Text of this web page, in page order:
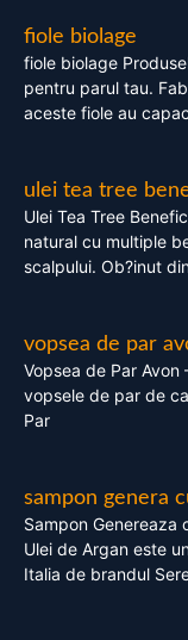
fiole biolage
fiole biolage
pentru parul tau.
aceste fiole au
ulei tea tree
Ulei Tea Tree
natural cu multiple
scalpului. Ob?inut
vopsea de par
Vopsea de Par Avon
vopsele de par de
Par
sampon genera
Sampon Genereaza
Ulei de Argan este
Italia de brandul